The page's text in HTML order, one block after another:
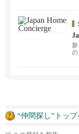
の
“仲間探し”トッ